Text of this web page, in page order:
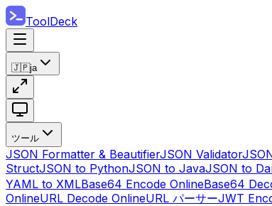
ToolDeck
🇯🇵ja
ツール
JSON Formatter & BeautifierJSON Validator
StructJSON to PythonJSON to JavaJSON to
YAML to XMLBase64 Encode OnlineBase64
OnlineURL Decode OnlineURL パーサーJWT